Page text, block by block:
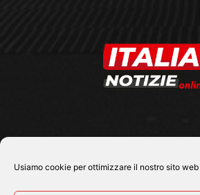
Usiamo cookie per ottimizzare il nostro sito
SEGUICI SU